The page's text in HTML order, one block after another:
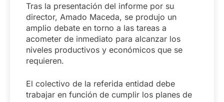
Tras la presentación del informe por su
director, Amado Maceda, se produjo un
amplio debate en torno a las tareas a
acometer de inmediato para alcanzar los
niveles productivos y económicos que se
requieren.
El colectivo de la referida entidad debe
trabajar en función de cumplir los planes de